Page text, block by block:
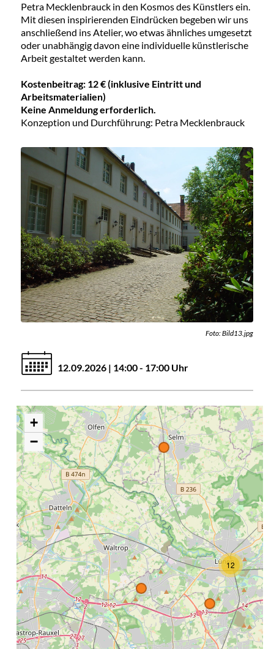
Petra Mecklenbrauck in den Kosmos des Künstlers ein.
Mit diesen inspirierenden Eindrücken begeben wir uns
anschließend ins Atelier, wo etwas ähnliches umgesetzt
oder unabhängig davon eine individuelle künstlerische
Arbeit gestaltet werden kann.
Kostenbeitrag: 12 € (inklusive Eintritt und
Arbeitsmaterialien)
Keine Anmeldung erforderlich.
Konzeption und Durchführung: Petra Mecklenbrauck
Foto: Bild13.jpg
12.09.2026 | 14:00 - 17:00 Uhr